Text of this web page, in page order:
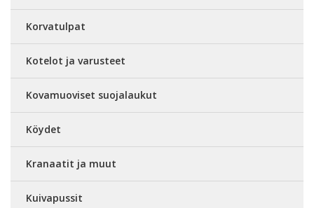
Korvatulpat
Kotelot ja varusteet
Kovamuoviset suojalaukut
Köydet
Kranaatit ja muut
Kuivapussit